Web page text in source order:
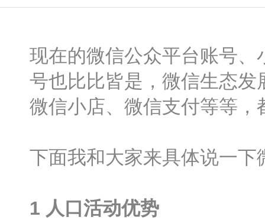
现在的微信公众平台账号
号也比比皆是，微信生态
微信小店、微信支付等等
下面我和大家来具体说一
1 人口活动优势